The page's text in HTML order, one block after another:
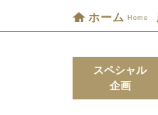
ホーム Home
スペシャル
企画